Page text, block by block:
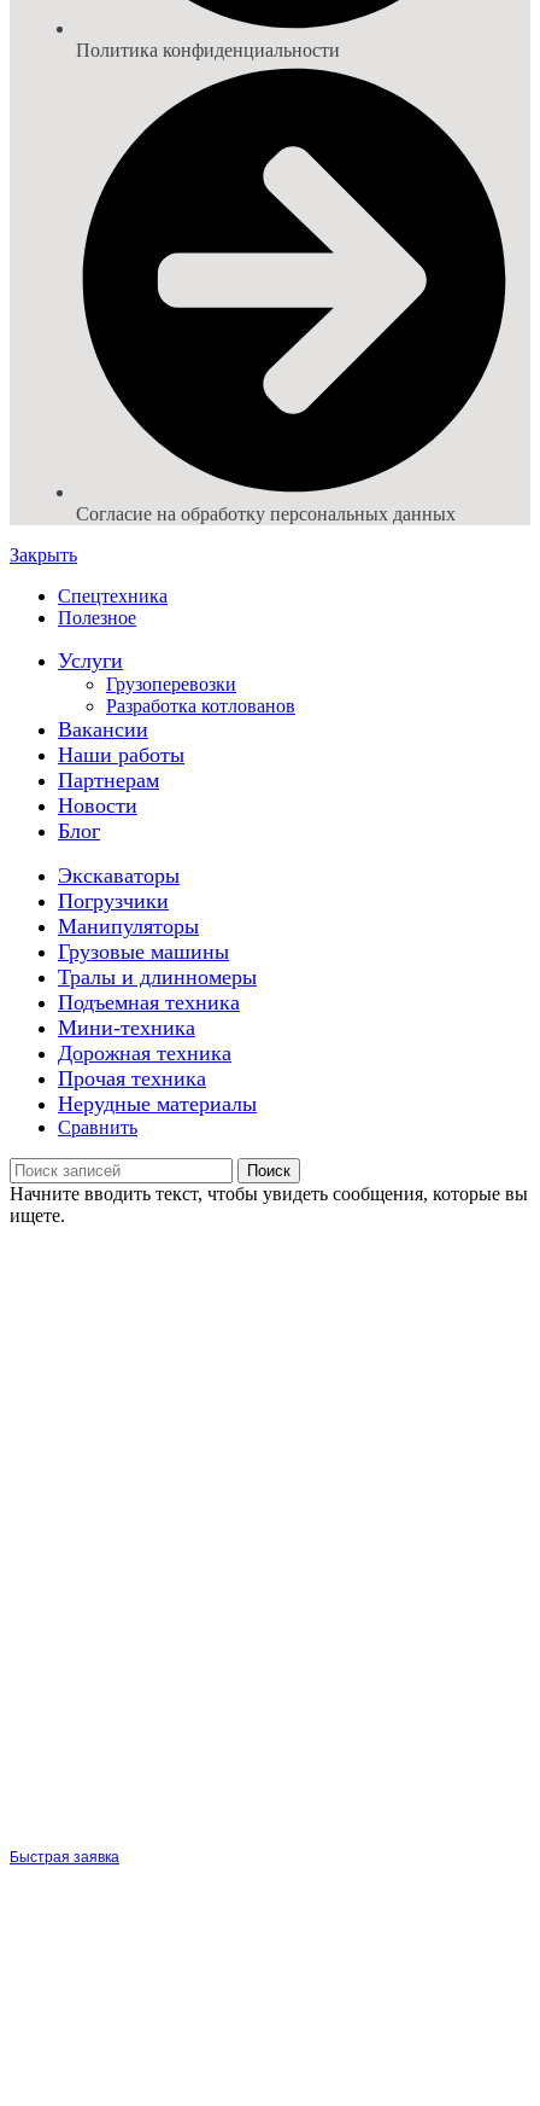
Политика конфиденциальности
Согласие на обработку персональных данных
Закрыть
Спецтехника
Полезное
Услуги
Грузоперевозки
Разработка котлованов
Вакансии
Наши работы
Партнерам
Новости
Блог
Экскаваторы
Погрузчики
Манипуляторы
Грузовые машины
Тралы и длинномеры
Подъемная техника
Мини-техника
Дорожная техника
Прочая техника
Нерудные материалы
Сравнить
Поиск
Начните вводить текст, чтобы увидеть сообщения, которые вы
ищете.
Быстрая заявка